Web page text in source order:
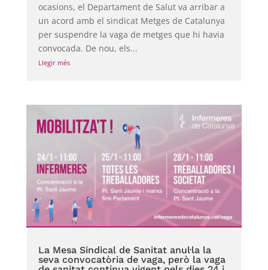
ocasions, el Departament de Salut va arribar a
un acord amb el sindicat Metges de Catalunya
per suspendre la vaga de metges que hi havia
convocada. De nou, els...
Llegir més
La Mesa Sindical de Sanitat anul·la la
seva convocatòria de vaga, però la vaga